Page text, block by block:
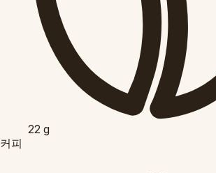
22g
커피